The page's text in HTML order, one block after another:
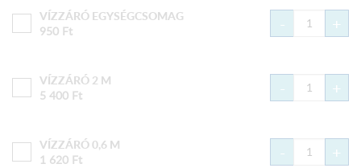
VÍZZÁRÓ EGYSÉGCSOMAG
950 Ft - +
VÍZZÁRÓ 2 M
5 400 Ft - +
VÍZZÁRÓ 0,6 M
1 620 Ft - +